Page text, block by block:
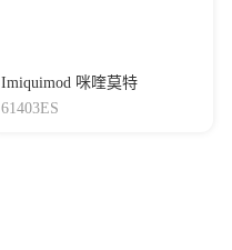
Imiquimod 咪喹莫特
61403ES